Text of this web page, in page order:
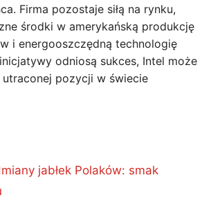
Firma pozostaje siłą na rynku,
środki w amerykańską produkcję
i energooszczędną technologię
odniosą sukces, Intel może
pozycji w świecie
jabłek Polaków: smak